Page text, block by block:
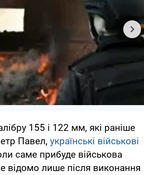
155 і 122 мм, які раніше
Павел, українські військові
саме прибуде військова
відомо лише після виконання